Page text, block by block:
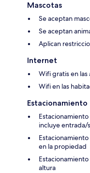
Mascotas
Se aceptan
Se aceptan
Aplican
Internet
Wifi gratis en las
Wifi en las
Estacionamiento
incluye entrada/
en la propiedad
altura